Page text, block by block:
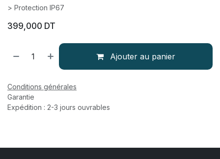
> Protection IP67
399,000 DT
Ajouter au panier
Conditions générales
Garantie
Expédition : 2-3 jours ouvrables